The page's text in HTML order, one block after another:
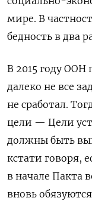
мире. В
бедность в два
В 2015 году ООН
далеко не все
не сработал.
цели — Цели
должны быть
кстати говоря,
в начале Пакта
вновь